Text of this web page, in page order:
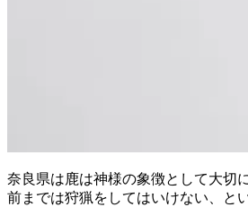
奈良県は鹿は神様の象徴として大切
前までは狩猟をしてはいけない、と